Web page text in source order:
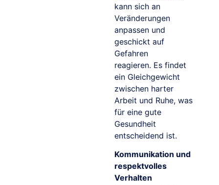
kann sich an
Veränderungen
anpassen und
geschickt auf
Gefahren
reagieren. Es findet
ein Gleichgewicht
zwischen harter
Arbeit und Ruhe, was
für eine gute
Gesundheit
entscheidend ist.
Kommunikation und
respektvolles
Verhalten